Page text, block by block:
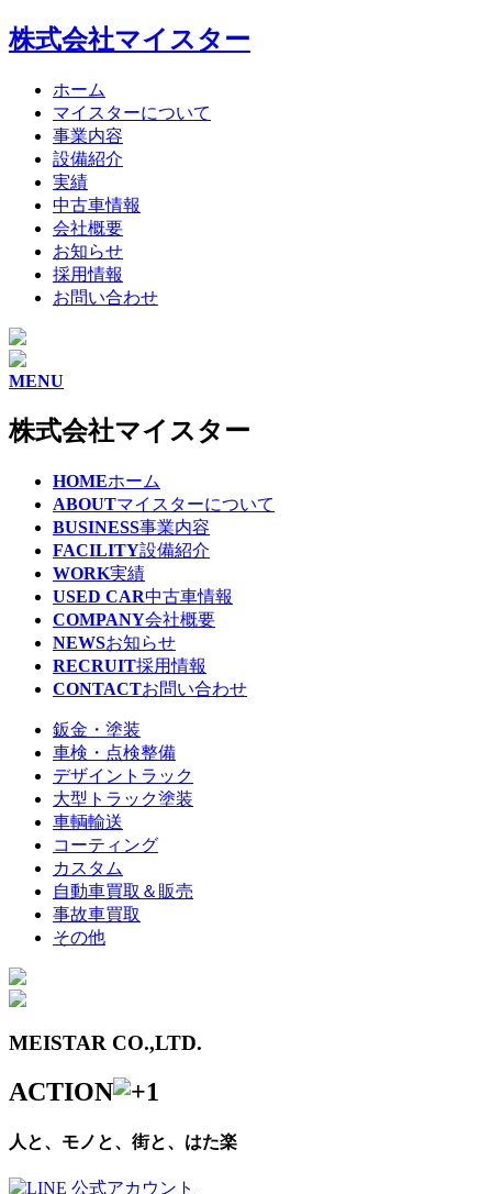
株式会社マイスター
ホーム
マイスターについて
事業内容
設備紹介
実績
中古車情報
会社概要
お知らせ
採用情報
お問い合わせ
MENU
株式会社マイスター
HOMEホーム
ABOUTマイスターについて
BUSINESS事業内容
FACILITY設備紹介
WORK実績
USED CAR中古車情報
COMPANY会社概要
NEWSお知らせ
RECRUIT採用情報
CONTACTお問い合わせ
鈑金・塗装
車検・点検整備
デザイントラック
大型トラック塗装
車輌輸送
コーティング
カスタム
自動車買取＆販売
事故車買取
その他
MEISTAR CO.,LTD.
ACTION
人と、モノと、街と、はた楽